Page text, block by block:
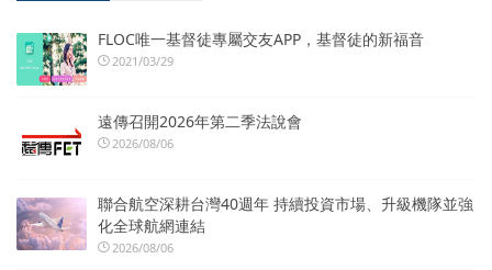
FLOC唯一基督徒專屬交友APP，基督徒的新福音
2021/03/29
遠傳召開2026年第二季法說會
2026/08/06
聯合航空深耕台灣40週年 持續投資市場、升級機隊並強
化全球航網連結
2026/08/06